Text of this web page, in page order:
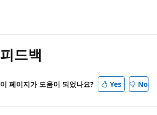
기
모
사
안
피드백
이 페이지가 도움이 되었나요? Yes No